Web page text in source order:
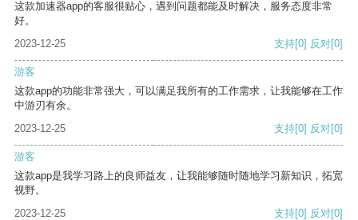
这款加速器app的客服很贴心，遇到问题都能及时解决，服务态度非常
好。
2023-12-25
支持[0] 反对[0]
游客
这款app的功能非常强大，可以满足我所有的工作需求，让我能够在工作
中游刃有余。
2023-12-25
支持[0] 反对[0]
游客
这款app是我学习路上的良师益友，让我能够随时随地学习新知识，拓宽
视野。
2023-12-25
支持[0] 反对[0]